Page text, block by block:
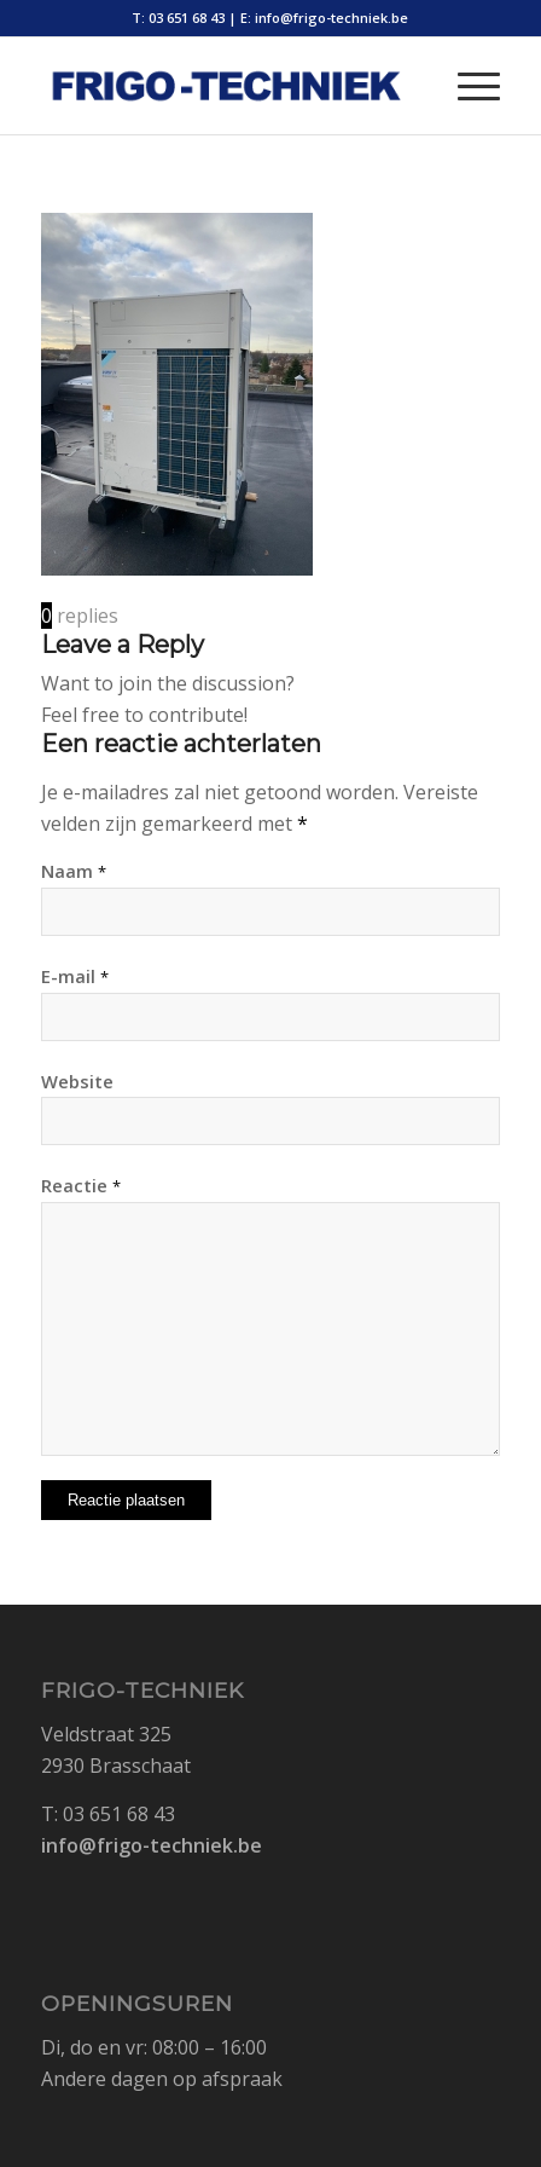
T: 03 651 68 43 |E: info@frigo-techniek.be
0 replies
Leave a Reply
Want to join the discussion?
Feel free to contribute!
Een reactie achterlaten
Je e-mailadres zal niet getoond worden. Vereiste
velden zijn gemarkeerd met*
Naam *
E-mail *
Website
Reactie *
FRIGO-TECHNIEK
Veldstraat 325
2930 Brasschaat
T: 03 651 68 43
info@frigo-techniek.be
OPENINGSUREN
Di, do en vr: 08:00 – 16:00
Andere dagen op afspraak